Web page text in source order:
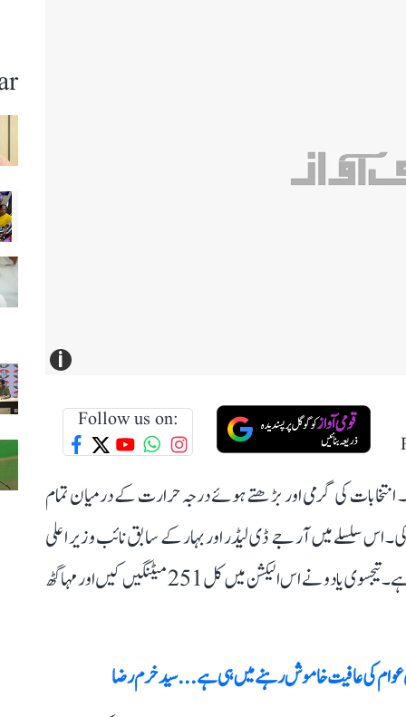
i
Follow us on:
مہم تھم گئی ہے۔ انتخابات کی گرمی اور بڑھتے ہوئے درجہ حرارت کے درمیان تمام
اس سلسلے میں آر جے ڈی لیڈر اور بہار کے سابق نائب وزیر اعلی
تیجسوی یادو انتخابی ریلیوں کے معاملے میں سب سے آگے رہے۔ تیجسوی یادو نے اس الیکشن میں کل 251 میٹنگیں کیں اور مہاگٹھ
عوام کی عافیت خاموش رہنے میں ہی ہے...سید خرم رضا